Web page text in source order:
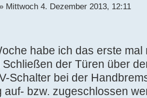
Mittwoch 4. Dezember 2013, 12:11
habe ich das erste
Schließen der Türen über
Schalter bei der
auf- bzw. zugeschlossen